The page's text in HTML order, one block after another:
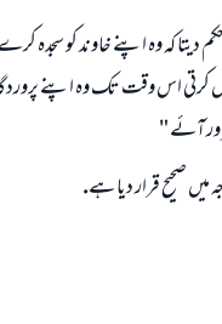
ديتا كہ وہ اپنے خاوند كو
اس وقت تك وہ اپنے
آئے "